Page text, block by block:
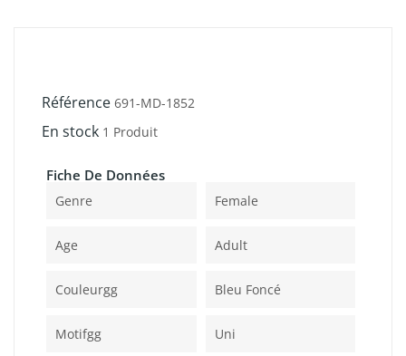
Référence 691-MD-1852
En stock 1 Produit
Fiche De Données
Genre Female
Age Adult
Couleurgg Bleu Foncé
Motifgg Uni